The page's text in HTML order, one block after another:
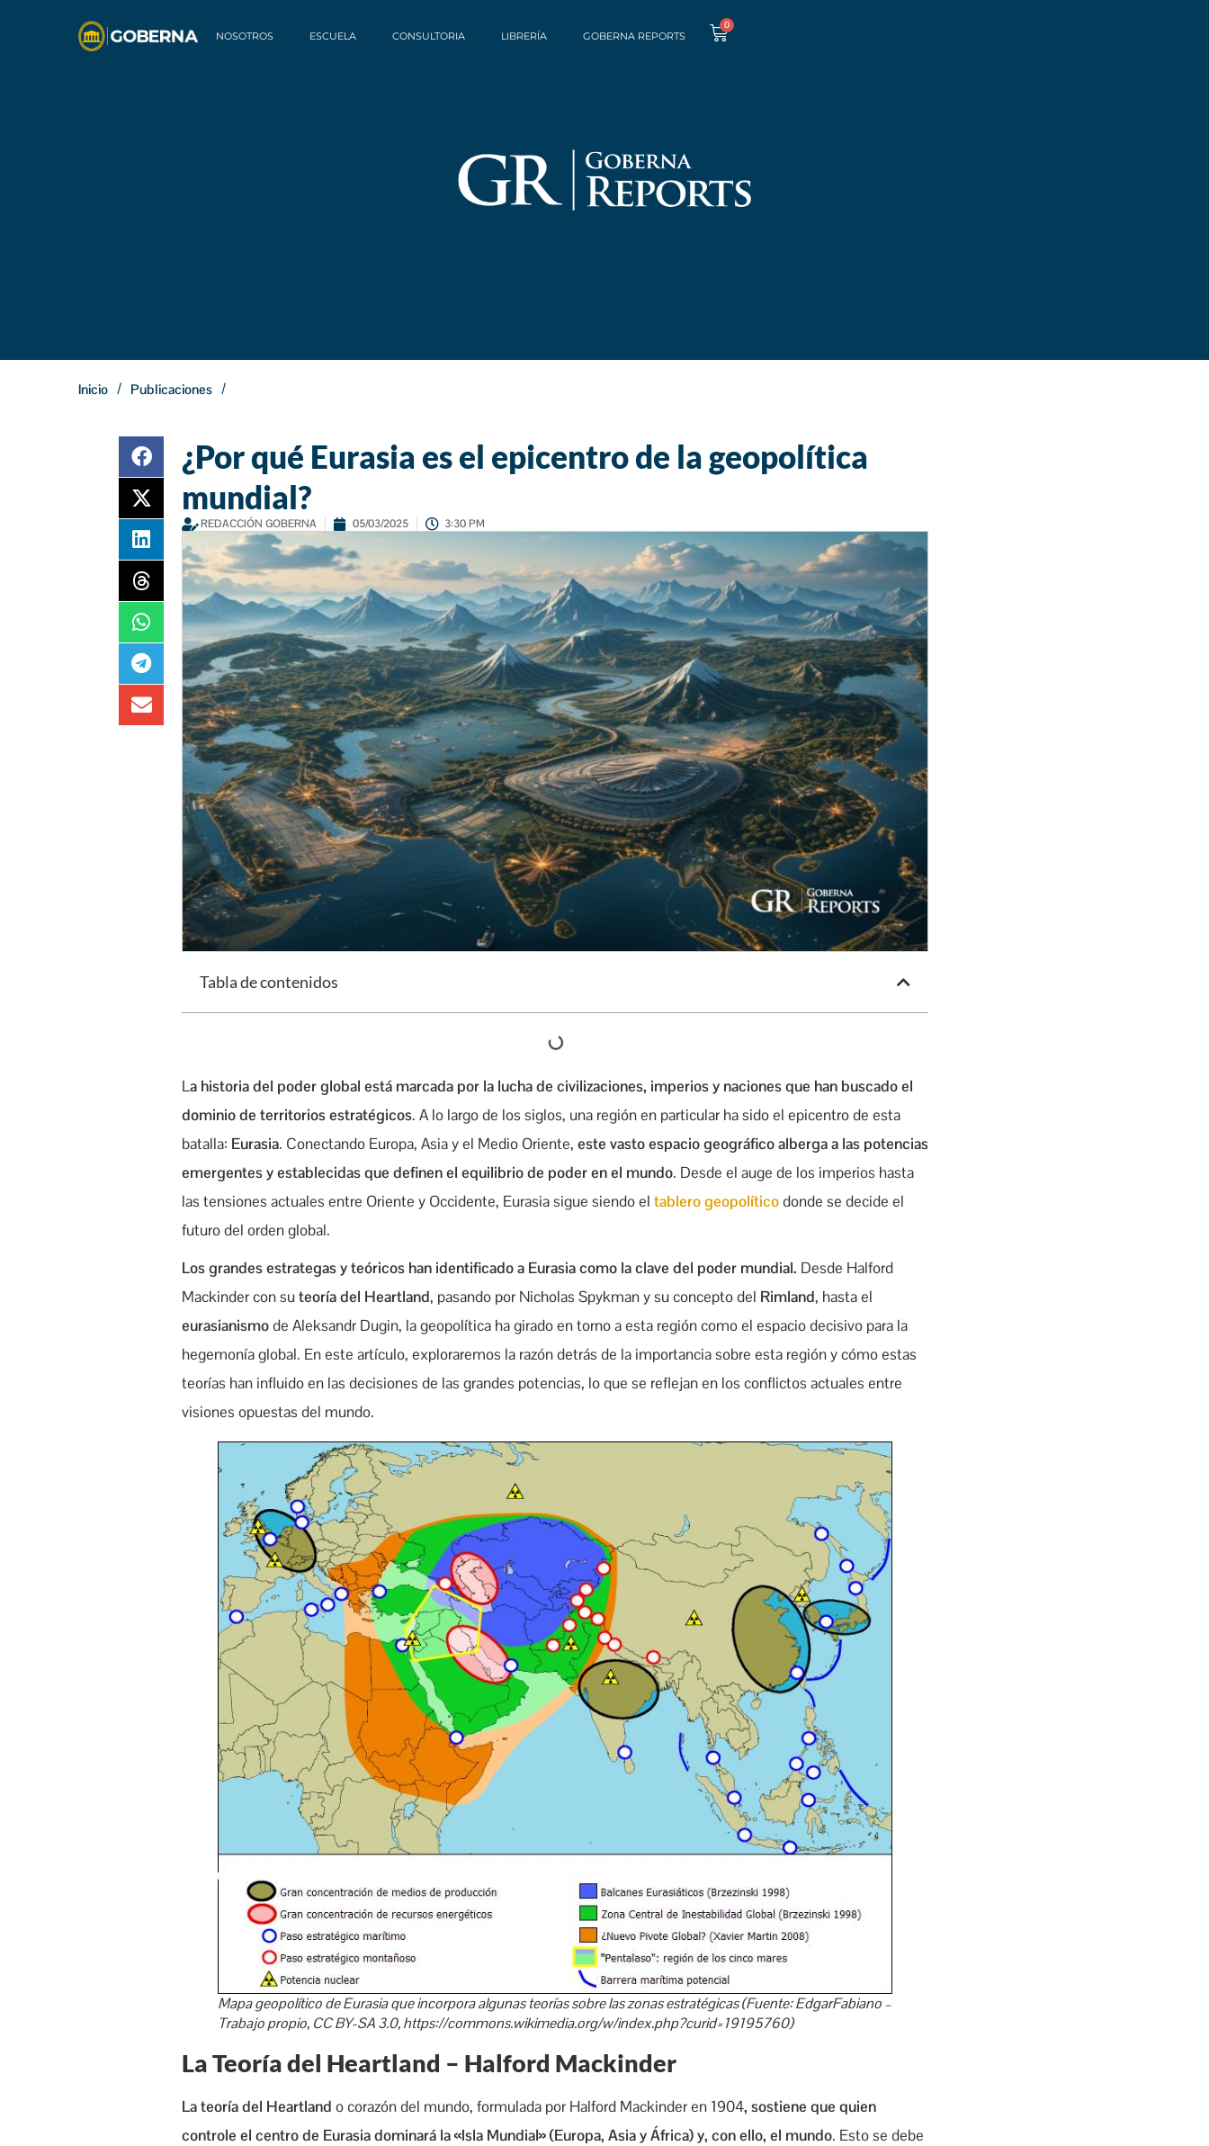
NOSOTROS ESCUELA CONSULTORIA LIBRERÍA GOBERNA REPORTS
0
Inicio / Publicaciones /
¿Por qué Eurasia es el epicentro de la geopolítica
mundial?
REDACCIÓN GOBERNA 05/03/2025 3:30 PM
Tabla de contenidos
La historia del poder global está marcada por la lucha de civilizaciones, imperios y naciones que han buscado el
dominio de territorios estratégicos. A lo largo de los siglos, una región en particular ha sido el epicentro de esta
batalla: Eurasia. Conectando Europa, Asia y el Medio Oriente, este vasto espacio geográfico alberga a las potencias
emergentes y establecidas que definen el equilibrio de poder en el mundo. Desde el auge de los imperios hasta
las tensiones actuales entre Oriente y Occidente, Eurasia sigue siendo el tablero geopolíticodonde se decide el
futuro del orden global.
Los grandes estrategas y teóricos han identificado a Eurasia como la clave del poder mundial. Desde Halford
Mackinder con suteoría del Heartland, pasando por Nicholas Spykman y su concepto del Rimland, hasta el
eurasianismode Aleksandr Dugin, la geopolítica ha girado en torno a esta región como el espacio decisivo para la
hegemonía global. En este artículo, exploraremos la razón detrás de la importancia sobre esta región y cómo estas
teorías han influido en las decisiones de las grandes potencias, lo que se reflejan en los conflictos actuales entre
visiones opuestas del mundo.
Mapa geopolítico de Eurasia que incorpora algunas teorías sobre las zonas estratégicas (Fuente: EdgarFabiano –
Trabajo propio, CC BY-SA 3.0, https://commons.wikimedia.org/w/index.php?curid=19195760)
La Teoría del Heartland – Halford Mackinder
La teoría del Heartland o corazón del mundo, formulada por Halford Mackinder en 1904, sostiene que quien
controle el centro de Eurasia dominará la «Isla Mundial» (Europa, Asia y África) y, con ello, el mundo. Esto se debe